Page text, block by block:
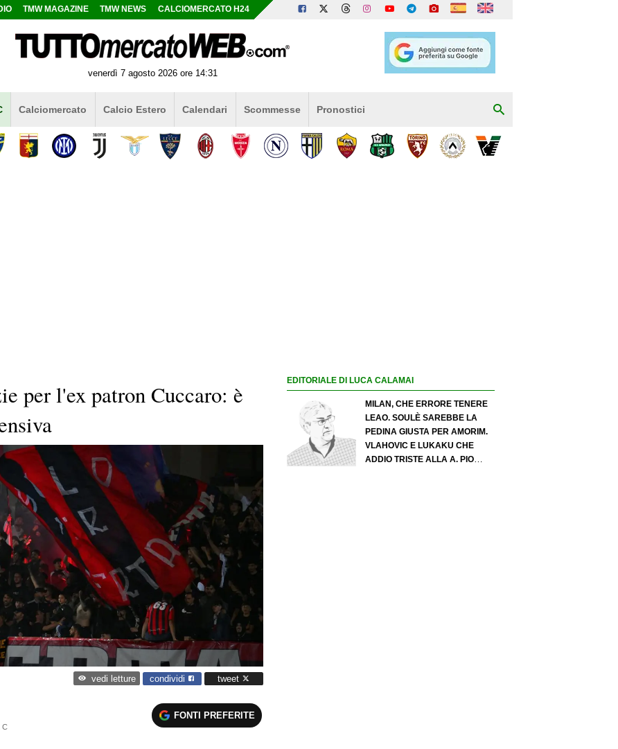
TMW MAGAZINE TMW NEWS CALCIOMERCATO H24
venerdì 7 agosto 2026 ore 14:31
Calciomercato Calcio Estero Calendari Scommesse Pronostici
per l'ex patron Cuccaro: è
vedi letture condividi tweet
C
FONTI PREFERITE
EDITORIALE DI LUCA CALAMAI
MILAN, CHE ERRORE TENERE
LEAO. SOULÈ SAREBBE LA
PEDINA GIUSTA PER AMORIM.
VLAHOVIC E LUKAKU CHE
ADDIO TRISTE ALLA A. PIO